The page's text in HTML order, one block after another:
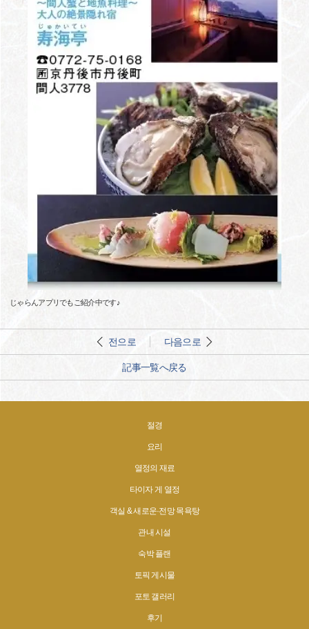
じゃらんアプリでもご紹介中です♪
전으로 다음으로
記事一覧へ戻る
절경
요리
열정의 재료
타이자 게 열정
객실 & 새로운·전망 목욕탕
관내 시설
숙박 플랜
토픽 게시물
포토 갤러리
후기